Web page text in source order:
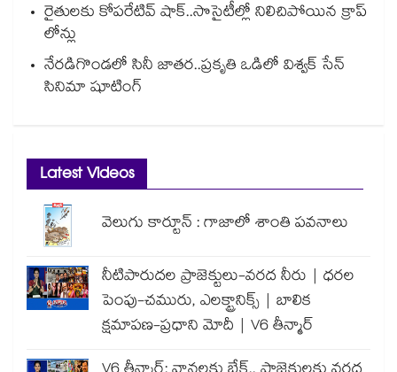
రైతులకు కోపరేటివ్ షాక్..సొసైటీల్లో నిలిచిపోయిన క్రాప్
లోన్లు
నేరడిగొండలో సినీ జాతర..ప్రకృతి ఒడిలో విశ్వక్ సేన్
సినిమా షూటింగ్
Latest Videos
వెలుగు కార్టూన్ : గాజాలో శాంతి పవనాలు
నీటిపారుదల ప్రాజెక్టులు-వరద నీరు | ధరల
పెంపు-చమురు, ఎలక్ట్రానిక్స్ | బాలిక
క్షమాపణ-ప్రధాని మోదీ | V6 తీన్మార్